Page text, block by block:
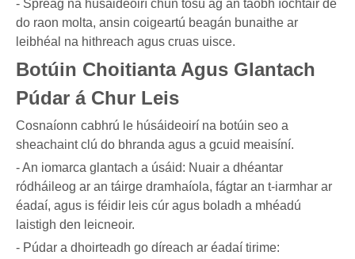
- Spreag na húsáideoirí chun tosú ag an taobh íochtair de
do raon molta, ansin coigeartú beagán bunaithe ar
leibhéal na hithreach agus cruas uisce.
Botúin Choitianta Agus Glantach
Púdar á Chur Leis
Cosnaíonn cabhrú le húsáideoirí na botúin seo a
sheachaint clú do bhranda agus a gcuid meaisíní.
- An iomarca glantach a úsáid: Nuair a dhéantar
ródháileog ar an táirge dramhaíola, fágtar an t-iarmhar ar
éadaí, agus is féidir leis cúr agus boladh a mhéadú
laistigh den leicneoir.
- Púdar a dhoirteadh go díreach ar éadaí tirime: